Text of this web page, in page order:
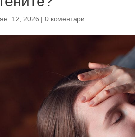
ян. 12, 2026 |0 коментари